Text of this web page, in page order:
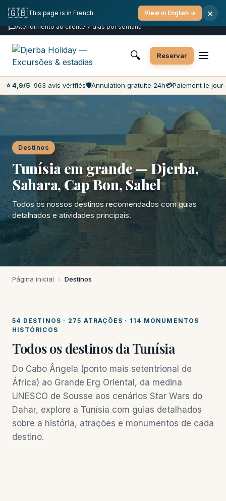
Cancelamento gratuito
Pagamento no dia
Preços mais baixos do mercado
Atendimento ao cliente 7 dias por semana
🔍 Reservar
⭐ 4,9/5· 963 avis vérifiés🛡️Annulation gratuite 24h💳Paiement le jour
Destinos
Tunísia em grande — Djerba,
Sahara, Cap Bon, Sahel
Todos os nossos destinos recomendados com guias
detalhados e atividades principais.
Página inicial › Destinos
54 DESTINOS · 275 ATRAÇÕES · 114 MONUMENTOS
HISTÓRICOS
Todos os destinos da Tunísia
Do Cabo Ângela (ponto mais setentrional de
África) ao Grande Erg Oriental, da medina
UNESCO de Sousse aos cenários Star Wars do
Dahar, explore a Tunísia com guias detalhados
sobre a história, atrações e monumentos de cada
destino.
🇬🇧This page is in French. View in English → ×